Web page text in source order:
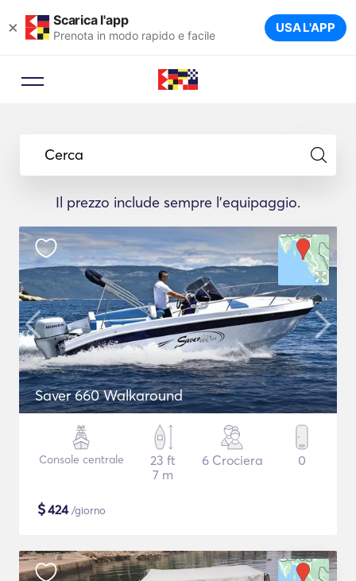
× Scarica l'app
Prenota in modo rapido e facile USA L'APP
Cerca
Il prezzo include sempre l'equipaggio.
Saver 660 Walkaround
Console centrale
23 ft
7 m
6 Crociera 0
$424/giorno